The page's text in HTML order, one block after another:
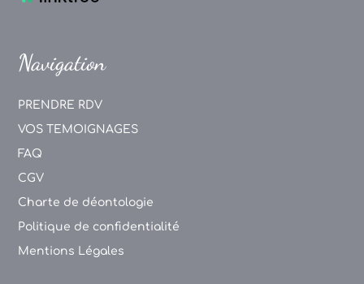
Navigation
PRENDRE RDV
VOS TEMOIGNAGES
FAQ
CGV
Charte de déontologie
Politique de confidentialité
Mentions Légales